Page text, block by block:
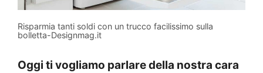
Risparmia tanti soldi con un trucco facilissimo sulla
bolletta-Designmag.it
Oggi ti vogliamo parlare della nostra cara